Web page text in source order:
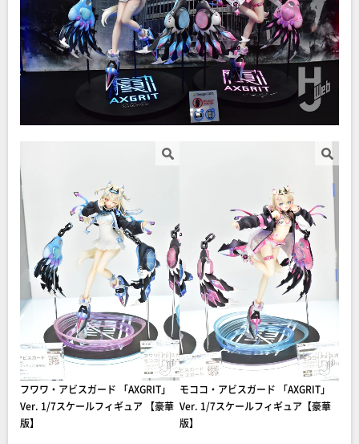
フワワ・アビスガード 「AXGRIT」
Ver. 1/7スケールフィギュア 【豪華
版】
モココ・アビスガード 「AXGRIT」
Ver. 1/7スケールフィギュア【豪華
版】